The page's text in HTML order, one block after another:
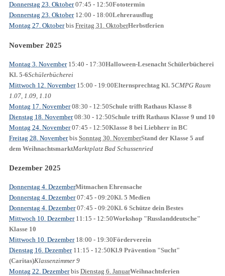
Donnerstag 23. Oktober07:45 - 12:50Fototermin
Donnerstag 23. Oktober12:00 - 18:00Lehrerausflug
Montag 27. Oktoberbis Freitag 31. OktoberHerbstferien
November 2025
Montag 3. November15:40 - 17:30Halloween-Lesenacht Schülerbücherei
Kl. 5-6Schülerbücherei
Mittwoch 12. November15:00 - 19:00Elternsprechtag Kl. 5CMPG Raum
1.07, 1.09, 1.10
Montag 17. November08:30 - 12:50Schule trifft Rathaus Klasse 8
Dienstag 18. November08:30 - 12:50Schule trifft Rathaus Klasse 9 und 10
Montag 24. November07:45 - 12:50Klasse 8 bei Liebherr in BC
Freitag 28. Novemberbis Sonntag 30. NovemberStand der Klasse 5 auf
dem WeihnachtsmarktMarktplatz Bad Schussenried
Dezember 2025
Donnerstag 4. DezemberMitmachen Ehrensache
Donnerstag 4. Dezember07:45 - 09:20Kl. 5 Medien
Donnerstag 4. Dezember07:45 - 09:20Kl. 6 Schütze dein Bestes
Mittwoch 10. Dezember11:15 - 12:50Workshop "Russlanddeutsche"
Klasse 10
Mittwoch 10. Dezember18:00 - 19:30Förderverein
Dienstag 16. Dezember11:15 - 12:50Kl.9 Prävention "Sucht"
(Caritas)Klassenzimmer 9
Montag 22. Dezemberbis Dienstag 6. JanuarWeihnachtsferien